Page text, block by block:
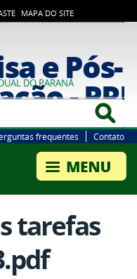
MAPA DO SITE
e Pós-
-
DO PARANÁ
frequentes Contato
tarefas